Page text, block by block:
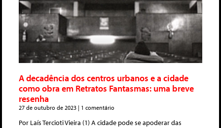
A decadência dos centros urbanos e a cidade
como obra em Retratos Fantasmas: uma breve
resenha
27 de outubro de 2023 1 comentário
Por Laís Tercioti Vieira (1) A cidade pode se apoderar das